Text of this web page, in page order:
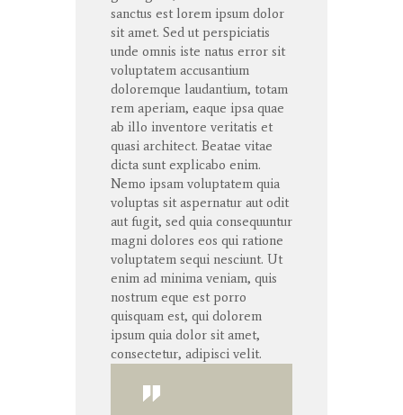
sanctus est lorem ipsum dolor
sit amet. Sed ut perspiciatis
unde omnis iste natus error sit
voluptatem accusantium
doloremque laudantium, totam
rem aperiam, eaque ipsa quae
ab illo inventore veritatis et
quasi architect. Beatae vitae
dicta sunt explicabo enim.
Nemo ipsam voluptatem quia
voluptas sit aspernatur aut odit
aut fugit, sed quia consequuntur
magni dolores eos qui ratione
voluptatem sequi nesciunt. Ut
enim ad minima veniam, quis
nostrum eque est porro
quisquam est, qui dolorem
ipsum quia dolor sit amet,
consectetur, adipisci velit.